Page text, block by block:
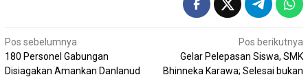
Navigasi
pos
Pos sebelumnya
180 Personel Gabungan
Disiagakan Amankan Danlanud
Pos berikutnya
Gelar Pelepasan Siswa, SMK
Bhinneka Karawa; Selesai bukan